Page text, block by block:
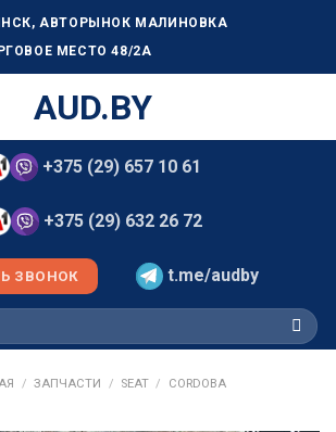
АВТОРЫНОК МАЛИНОВКА
МЕСТО 48/2А
AUD.BY
+375 (29) 657 10 61
+375 (29) 632 26 72
ЗВОНОК t.me/audby
/ ЗАПЧАСТИ / SEAT / CORDOBA